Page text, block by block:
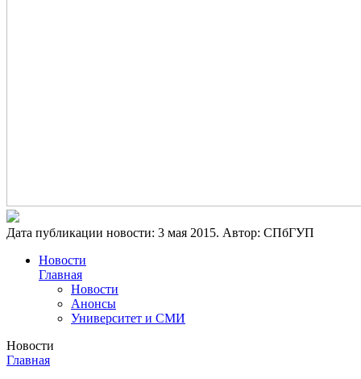
Дата публикации новости: 3 мая 2015. Автор: СПбГУП
Новости
Главная
Новости
Анонсы
Университет и СМИ
Новости
Главная